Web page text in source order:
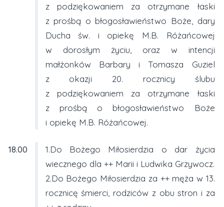
z podziękowaniem za otrzymane łaski
z prośbą o błogosławieństwo Boże, dary
Ducha św. i opiekę M.B. Różańcowej
w dorosłym życiu, oraz w intencji
małżonków Barbary i Tomasza Guziel
z okazji 20. rocznicy ślubu
z podziękowaniem za otrzymane łaski
z prośbą o błogosławieństwo Boże
i opiekę M.B. Różańcowej.
18.00
1.Do Bożego Miłosierdzia o dar życia
wiecznego dla ++ Marii i Ludwika Grzywocz.
2.Do Bożego Miłosierdzia za ++ męża w 13.
rocznicę śmierci, rodziców z obu stron i za